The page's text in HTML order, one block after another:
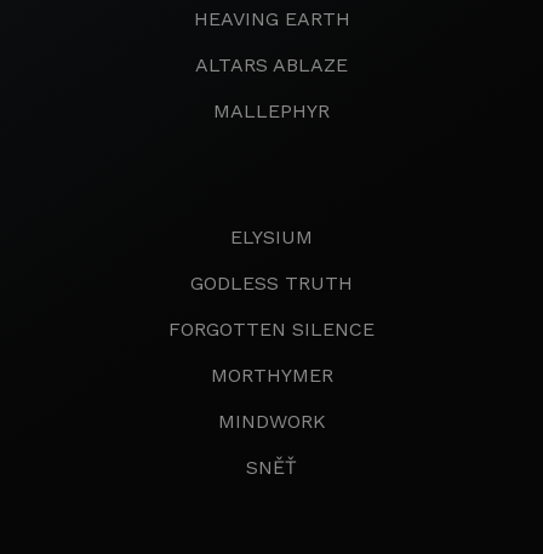
HEAVING EARTH
ALTARS ABLAZE
MALLEPHYR
ELYSIUM
GODLESS TRUTH
FORGOTTEN SILENCE
MORTHYMER
MINDWORK
SNĚŤ